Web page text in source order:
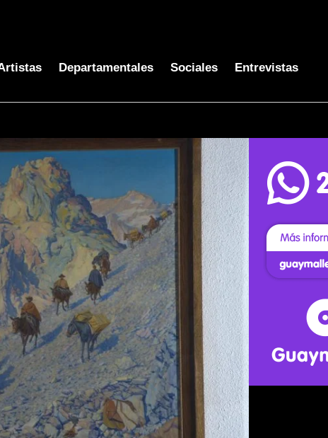
Departamentales Sociales Entrevistas